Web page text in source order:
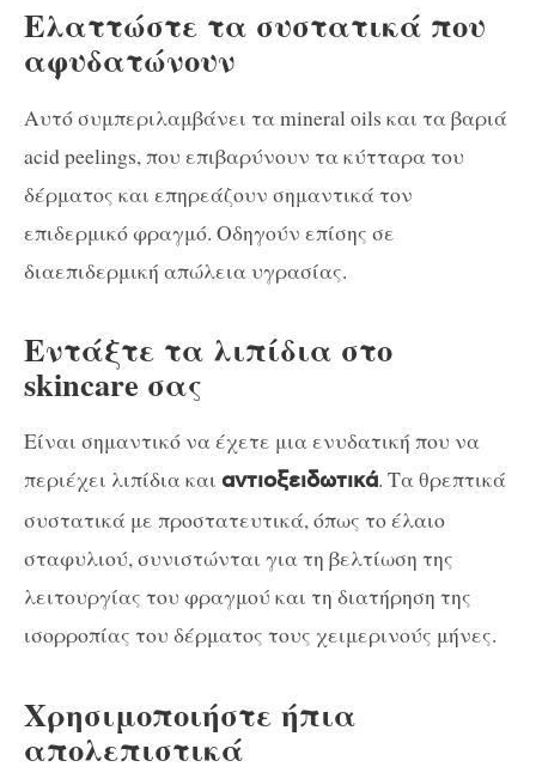
Ελαττώστε τα συστατικά που
αφυδατώνουν
Αυτό συμπεριλαμβάνει τα mineral oils και τα βαριά
acid peelings, που επιβαρύνουν τα κύτταρα του
δέρματος και επηρεάζουν σημαντικά τον
επιδερμικό φραγμό. Οδηγούν επίσης σε
διαεπιδερμική απώλεια υγρασίας.
Εντάξτε τα λιπίδια στο
skincare σας
Είναι σημαντικό να έχετε μια ενυδατική που να
περιέχει λιπίδια και αντιοξειδωτικά. Τα θρεπτικά
συστατικά με προστατευτικά, όπως το έλαιο
σταφυλιού, συνιστώνται για τη βελτίωση της
λειτουργίας του φραγμού και τη διατήρηση της
ισορροπίας του δέρματος τους χειμερινούς μήνες.
Χρησιμοποιήστε ήπια
απολεπιστικά